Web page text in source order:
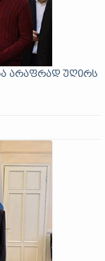
არაფრად უღირს